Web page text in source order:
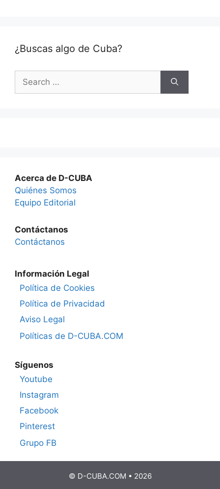
¿Buscas algo de Cuba?
for:
Acerca de D-CUBA
Quiénes Somos
Equipo Editorial
Contáctanos
Contáctanos
Información Legal
Política de Cookies
Política de Privacidad
Aviso Legal
Políticas de D-CUBA.COM
Síguenos
Youtube
Instagram
Facebook
Pinterest
Grupo FB
© D-CUBA.COM • 2026